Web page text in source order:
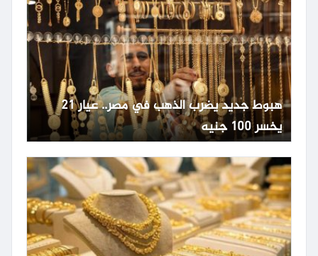
هبوط جديد يضرب الذهب في مصر.. عيار 21
يخسر 100 جنيه